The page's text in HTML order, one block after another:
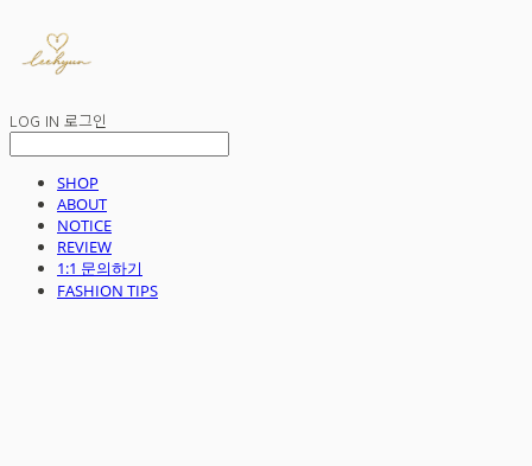
LOG IN 로그인
SHOP
ABOUT
NOTICE
REVIEW
1:1 문의하기
FASHION TIPS